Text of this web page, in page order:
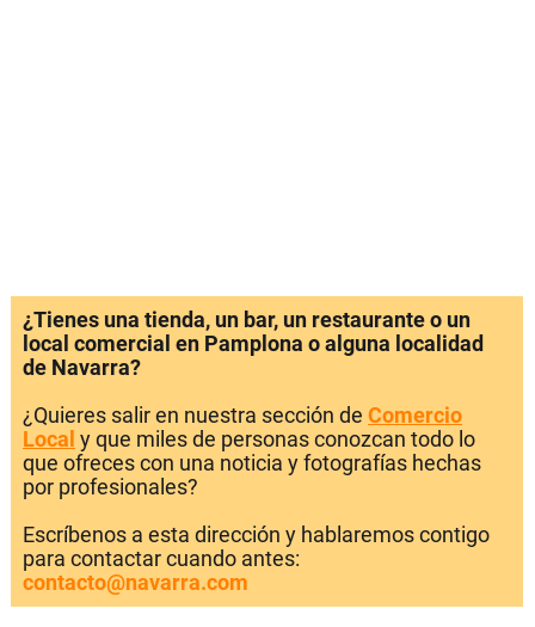
¿Tienes una tienda, un bar, un restaurante o un
local comercial en Pamplona o alguna localidad
de Navarra?
¿Quieres salir en nuestra sección de Comercio
Local y que miles de personas conozcan todo lo
que ofreces con una noticia y fotografías hechas
por profesionales?
Escríbenos a esta dirección y hablaremos contigo
para contactar cuando antes:
contacto@navarra.com